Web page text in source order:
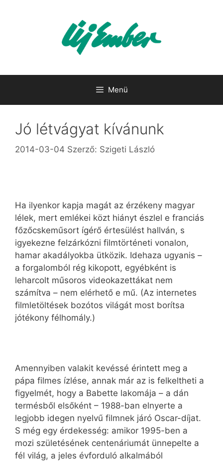
Menü
Jó létvágyat kívánunk
2014-03-04 Szerző: Szigeti László
Ha ilyenkor kapja magát az érzékeny magyar
lélek, mert emlékei közt hiányt észlel e franciás
főzőcskeműsort ígérő értesülést hallván, s
igyekezne felzárkózni filmtörténeti vonalon,
hamar akadályokba ütközik. Idehaza ugyanis –
a forgalomból rég kikopott, egyébként is
leharcolt műsoros videokazettákat nem
számítva – nem elérhető e mű. (Az internetes
filmletöltések bozótos világát most borítsa
jótékony félhomály.)
Amennyiben valakit kevéssé érintett meg a
pápa filmes ízlése, annak már az is felkeltheti a
figyelmét, hogy a Babette lakomája – a dán
termésből elsőként – 1988-ban elnyerte a
legjobb idegen nyelvű filmnek járó Oscar-díjat.
S még egy érdekesség: amikor 1995-ben a
mozi születésének centenáriumát ünnepelte a
fél világ, a jeles évforduló alkalmából